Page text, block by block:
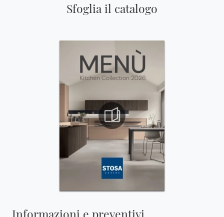
Sfoglia il catalogo